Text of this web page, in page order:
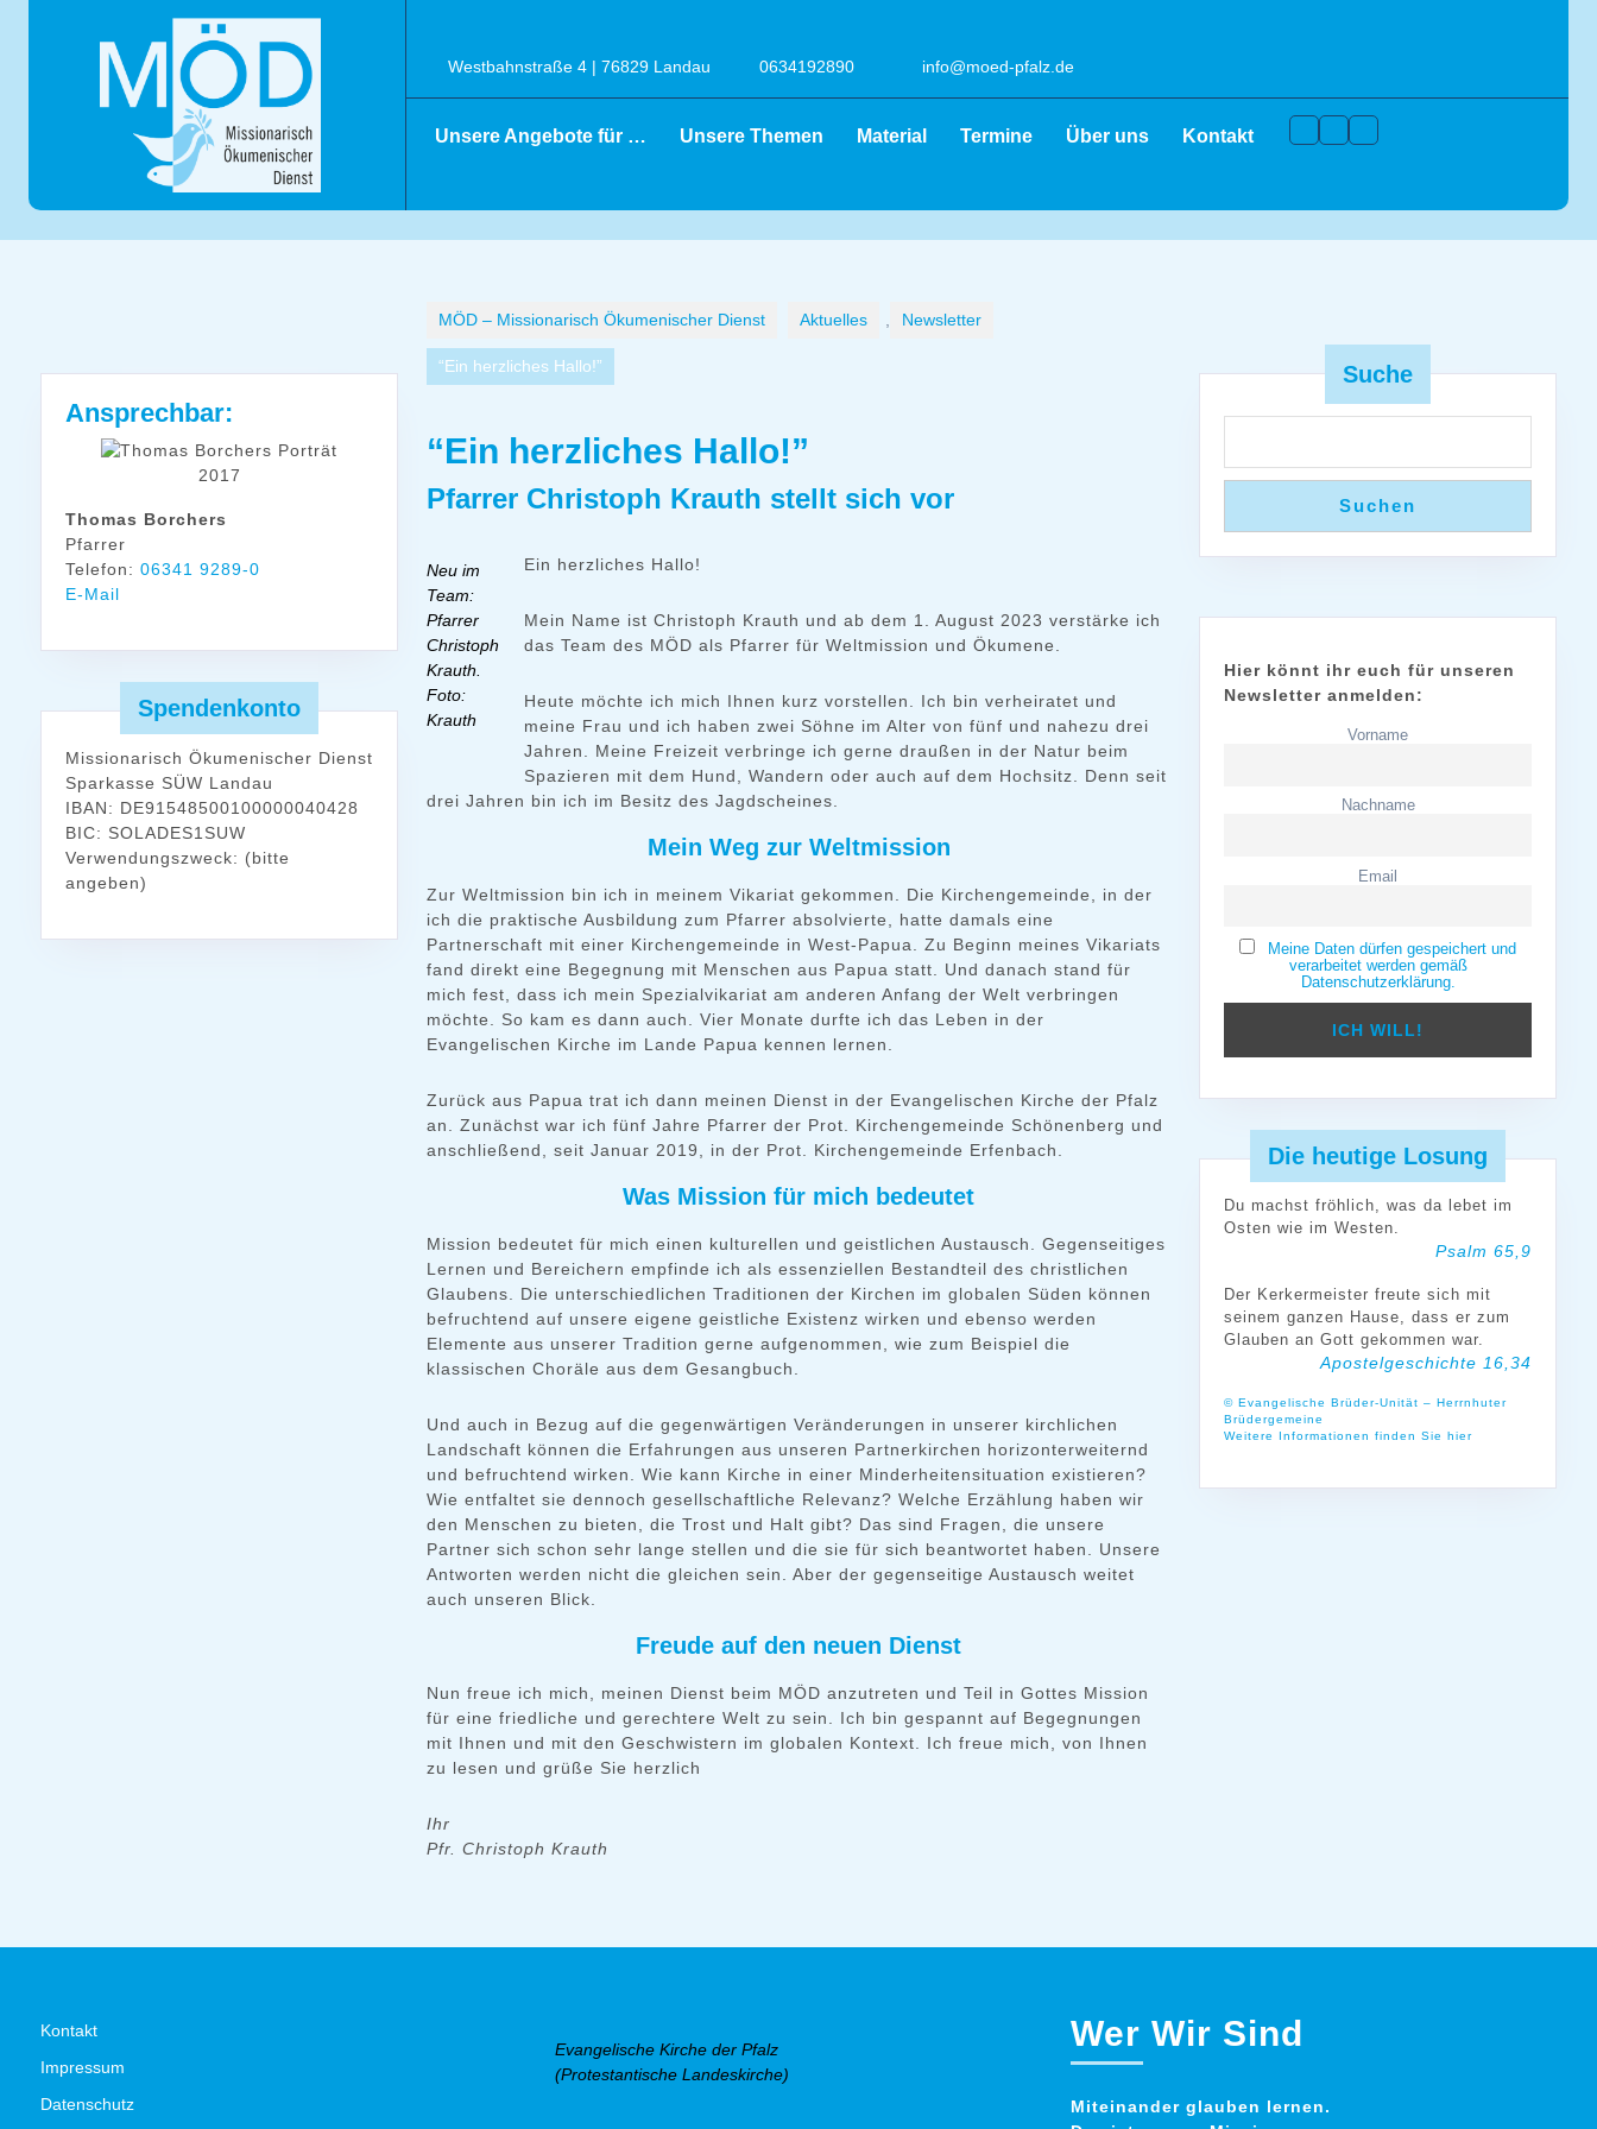
Westbahnstraße 4 | 76829 Landau 0634192890 info@moed-pfalz.de
Unsere Angebote für … Unsere Themen Material Termine Über uns Kontakt Facebook
Instagram
Youtube
Ansprechbar:
Thomas Borchers
Pfarrer
Telefon: 06341 9289-0
E-Mail
Spendenkonto
Missionarisch Ökumenischer Dienst
Sparkasse SÜW Landau
IBAN: DE91548500100000040428
BIC: SOLADES1SUW
Verwendungszweck: (bitte
angeben)
MÖD – Missionarisch Ökumenischer Dienst Aktuelles Newsletter
“Ein herzliches Hallo!”
“Ein herzliches Hallo!”
Pfarrer Christoph Krauth stellt sich vor
Neu im
Team:
Pfarrer
Christoph
Krauth.
Foto:
Krauth
Ein herzliches Hallo!
Mein Name ist Christoph Krauth und ab dem 1. August 2023 verstärke ich
das Team des MÖD als Pfarrer für Weltmission und Ökumene.
Heute möchte ich mich Ihnen kurz vorstellen. Ich bin verheiratet und
meine Frau und ich haben zwei Söhne im Alter von fünf und nahezu drei
Jahren. Meine Freizeit verbringe ich gerne draußen in der Natur beim
Spazieren mit dem Hund, Wandern oder auch auf dem Hochsitz. Denn seit
drei Jahren bin ich im Besitz des Jagdscheines.
Mein Weg zur Weltmission
Zur Weltmission bin ich in meinem Vikariat gekommen. Die Kirchengemeinde, in der
ich die praktische Ausbildung zum Pfarrer absolvierte, hatte damals eine
Partnerschaft mit einer Kirchengemeinde in West-Papua. Zu Beginn meines Vikariats
fand direkt eine Begegnung mit Menschen aus Papua statt. Und danach stand für
mich fest, dass ich mein Spezialvikariat am anderen Anfang der Welt verbringen
möchte. So kam es dann auch. Vier Monate durfte ich das Leben in der
Evangelischen Kirche im Lande Papua kennen lernen.
Zurück aus Papua trat ich dann meinen Dienst in der Evangelischen Kirche der Pfalz
an. Zunächst war ich fünf Jahre Pfarrer der Prot. Kirchengemeinde Schönenberg und
anschließend, seit Januar 2019, in der Prot. Kirchengemeinde Erfenbach.
Was Mission für mich bedeutet
Mission bedeutet für mich einen kulturellen und geistlichen Austausch. Gegenseitiges
Lernen und Bereichern empfinde ich als essenziellen Bestandteil des christlichen
Glaubens. Die unterschiedlichen Traditionen der Kirchen im globalen Süden können
befruchtend auf unsere eigene geistliche Existenz wirken und ebenso werden
Elemente aus unserer Tradition gerne aufgenommen, wie zum Beispiel die
klassischen Choräle aus dem Gesangbuch.
Und auch in Bezug auf die gegenwärtigen Veränderungen in unserer kirchlichen
Landschaft können die Erfahrungen aus unseren Partnerkirchen horizonterweiternd
und befruchtend wirken. Wie kann Kirche in einer Minderheitensituation existieren?
Wie entfaltet sie dennoch gesellschaftliche Relevanz? Welche Erzählung haben wir
den Menschen zu bieten, die Trost und Halt gibt? Das sind Fragen, die unsere
Partner sich schon sehr lange stellen und die sie für sich beantwortet haben. Unsere
Antworten werden nicht die gleichen sein. Aber der gegenseitige Austausch weitet
auch unseren Blick.
Freude auf den neuen Dienst
Nun freue ich mich, meinen Dienst beim MÖD anzutreten und Teil in Gottes Mission
für eine friedliche und gerechtere Welt zu sein. Ich bin gespannt auf Begegnungen
mit Ihnen und mit den Geschwistern im globalen Kontext. Ich freue mich, von Ihnen
zu lesen und grüße Sie herzlich
Ihr
Pfr. Christoph Krauth
Suche
Suchen
Hier könnt ihr euch für unseren
Newsletter anmelden:
Vorname
Nachname
Email
Meine Daten dürfen gespeichert und
verarbeitet werden gemäß
Datenschutzerklärung.
Die heutige Losung
Du machst fröhlich, was da lebet im
Osten wie im Westen.
Psalm 65,9
Der Kerkermeister freute sich mit
seinem ganzen Hause, dass er zum
Glauben an Gott gekommen war.
Apostelgeschichte 16,34
© Evangelische Brüder-Unität – Herrnhuter
Brüdergemeine
Weitere Informationen finden Sie hier
Kontakt
Impressum
Datenschutz
Evangelische Kirche der Pfalz
(Protestantische Landeskirche)
Wer Wir Sind
Miteinander glauben lernen.